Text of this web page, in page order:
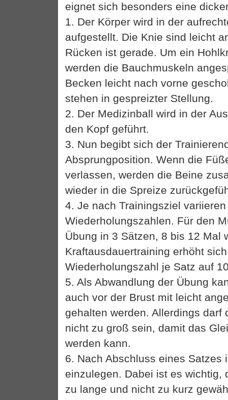
eignet sich besonders eine
1. Der Körper wird in der
aufgestellt. Die Knie sind leicht
Rücken ist gerade. Um ein
werden die Bauchmuskeln
Becken leicht nach vorne
stehen in gespreizter Stellung.
2. Der Medizinball wird in der
den Kopf geführt.
3. Nun begibt sich der
Absprungposition. Wenn die
verlassen, werden die Beine
wieder in die Spreize
4. Je nach Trainingsziel
Wiederholungszahlen. Für den
Übung in 3 Sätzen, 8 bis 12 Mal
Kraftausdauertraining erhöht
Wiederholungszahl je Satz auf
5. Als Abwandlung der Übung
auch vor der Brust mit leicht
gehalten werden. Allerdings darf
nicht zu groß sein, damit das
werden kann.
6. Nach Abschluss eines Satzes
einzulegen. Dabei ist es wichtig,
zu lange und nicht zu kurz